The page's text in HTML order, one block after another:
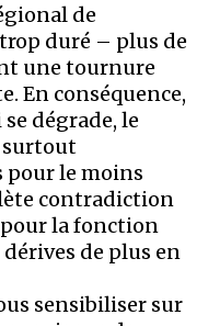
de
duré – plus de
une tournure
En conséquence,
dégrade, le
surtout
pour le moins
contradiction
pour la fonction
de plus en
sensibiliser sur